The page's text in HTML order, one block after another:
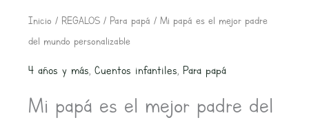
Inicio / REGALOS/ Para papá / Mi papá es el mejor padre
del mundo personalizable
4 años y más, Cuentos infantiles, Para papá
Mi papá es el mejor padre del
El
precio
original
era:
8,95€.
El
precio
actual
es:
8,50€.